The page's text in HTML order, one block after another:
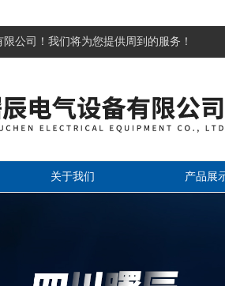
公司！我们将为您提供周到的服务！
关于我们 产品展